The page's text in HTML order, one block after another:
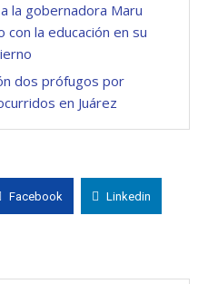
la gobernadora Maru
la educación en su
dos prófugos por
en Juárez
Facebook Linkedin